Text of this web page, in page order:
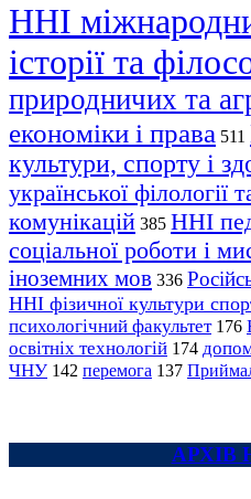
ННІ
історії та
природничих та
економіки і права 511
культури, спорту і
української філології
комунікацій 385 ННІ
соціальної роботи і
іноземних мов 336
ННІ фізичної культури
психологічний факультет 176
освітніх технологій 174
ЧНУ 142 перемога 137
АРХІВ